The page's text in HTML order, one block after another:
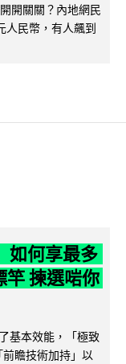
開關關？內地網民
人民幣，有人飆到
如何享最多
揀選啱你
基本效能，「極致
瞻技術加持」以